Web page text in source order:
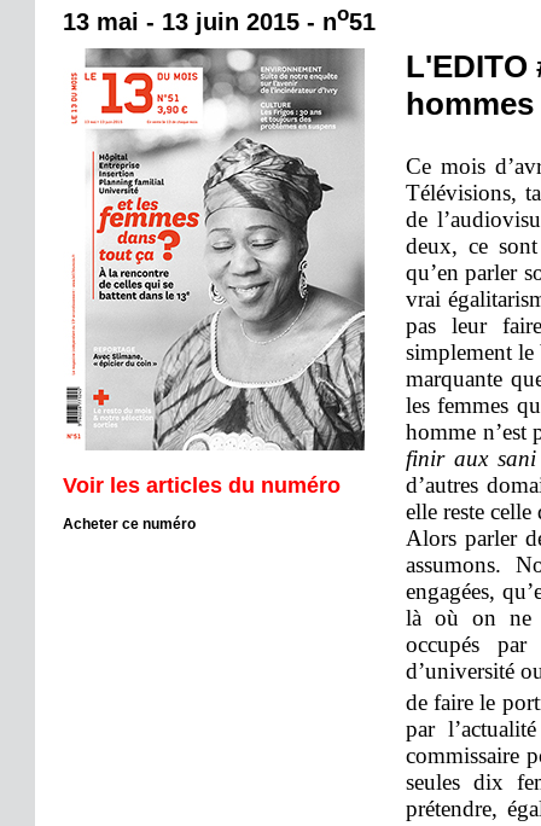
13 mai - 13 juin 2015 - no51
Voir les articles du numéro
Acheter ce numéro
L'EDITO
Ce mois
Télévisions,
de
deux, ce
qu’en parler
vrai
pas leur
simplement
marquante
les femmes
homme n’est
finir aux
d’autres
elle reste
Alors parler
assumons.
engagées,
là où on ne
occupés
d’université
de faire le
par
commissaire
seules dix
prétendre,